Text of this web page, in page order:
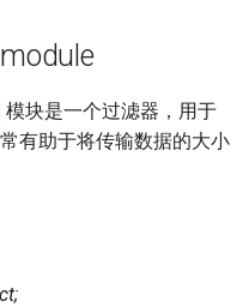
模块是一个过滤器，用于
有助于将传输数据的大小